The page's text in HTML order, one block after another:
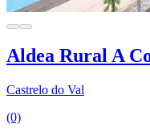
Aldea Rural A
Castrelo do Val
(0)